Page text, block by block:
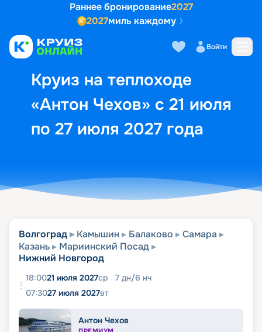
Раннее бронирование2027
2027миль каждому
Войти
Круиз на теплоходе
«Антон Чехов» с 21 июля
по 27 июля 2027 года
Выбор кают Маршрут и
Волгоград Камышин Балаково
Самара
Казань
Мариинский Посад
Нижний Новгород
18:0021 июля 2027ср 7 дн/6 нч
07:3027 июля 2027вт
Антон Чехов